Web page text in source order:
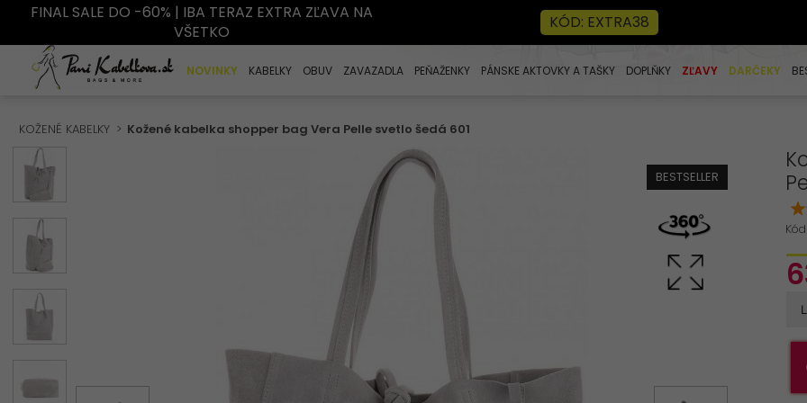
FINAL SALE DO -60% | IBA TERAZ EXTRA ZĽAVA NA
VŠETKO
KÓD: EXTRA38
NOVINKY KABELKY OBUV ZAVAZADLA PEŇAŽENKY PÁNSKE AKTOVKY A TAŠKY DOPLŇKY ZĽAVY DARČEKY
KOŽENÉ KABELKY Kožené kabelka shopper bag Vera Pelle svetlo šedá 601
BESTSELLER